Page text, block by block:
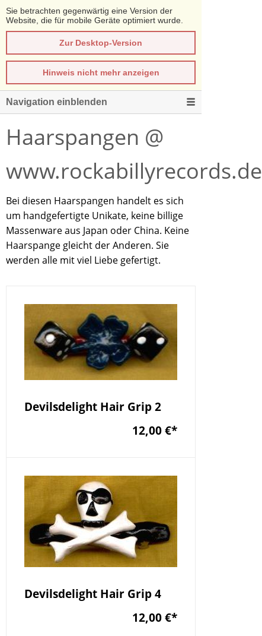
Sie betrachten gegenwärtig eine Version der
Website, die für mobile Geräte optimiert wurde.
Zur Desktop-Version
Hinweis nicht mehr anzeigen
Navigation einblenden
Haarspangen @
www.rockabillyrecords.de
Bei diesen Haarspangen handelt es sich
um handgefertigte Unikate, keine billige
Massenware aus Japan oder China. Keine
Haarspange gleicht der Anderen. Sie
werden alle mit viel Liebe gefertigt.
Devilsdelight Hair Grip 2
12,00 €*
Devilsdelight Hair Grip 4
12,00 €*